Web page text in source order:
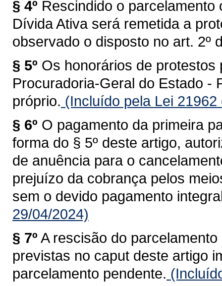
§ 4º Rescindido o
Dívida Ativa será remetida a
observado o disposto no art. 2º
§ 5º Os honorários de
Procuradoria-Geral do Estado -
próprio. (Incluído pela Lei
§ 6º O pagamento da primeira
forma do § 5º deste artigo,
de anuência para o
prejuízo da cobrança pelos
sem o devido pagamento
29/04/2024)
§ 7º A rescisão do
previstas no caput deste artigo
parcelamento pendente.